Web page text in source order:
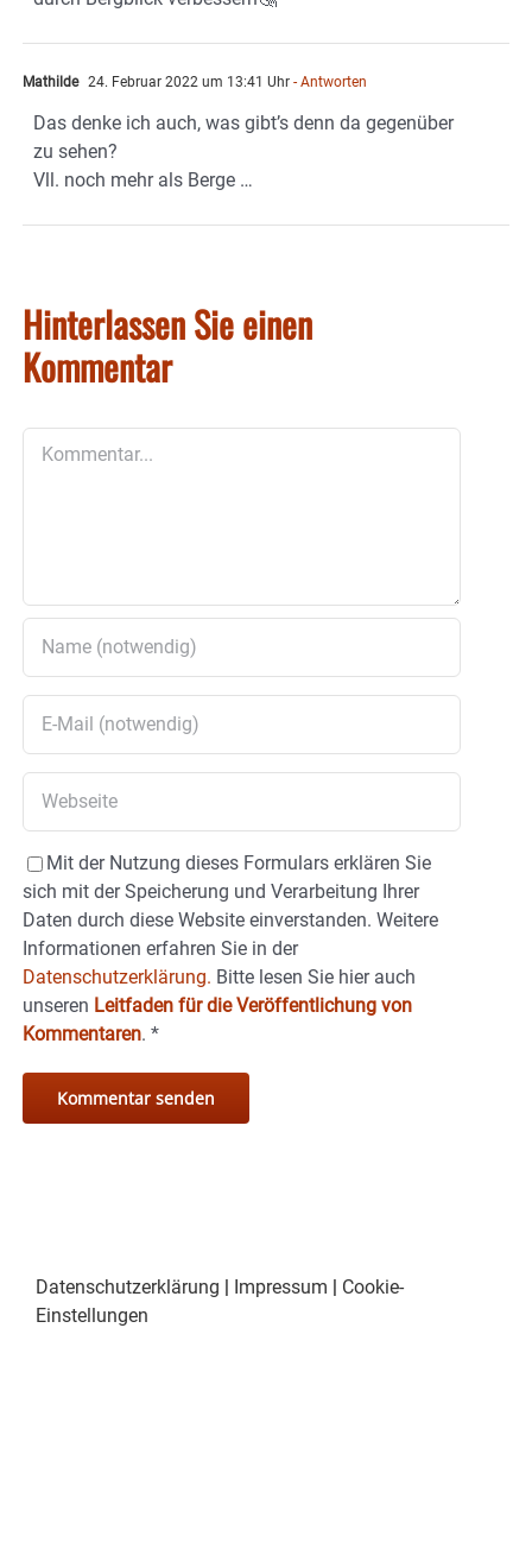
Mathilde 24. Februar 2022 um 13:41 Uhr - Antworten
Das denke ich auch, was gibt’s denn da gegenüber
zu sehen?
Vll. noch mehr als Berge …
Hinterlassen Sie einen
Kommentar
Mit der Nutzung dieses Formulars erklären Sie
sich mit der Speicherung und Verarbeitung Ihrer
Daten durch diese Website einverstanden. Weitere
Informationen erfahren Sie in der
Datenschutzerklärung. Bitte lesen Sie hier auch
unseren Leitfaden für die Veröffentlichung von
Kommentaren. *
Datenschutzerklärung | Impressum | Cookie-
Einstellungen